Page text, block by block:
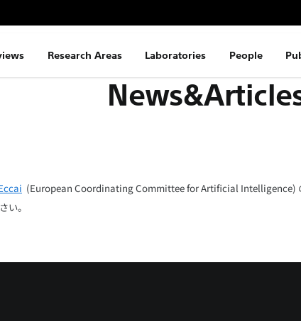
Research Areas Laboratories People
(European Coordinating Committee for Artificial Intelligence)
い。